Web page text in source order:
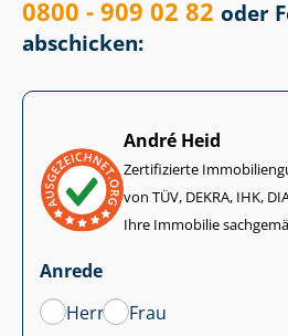
0800 - 909 02 82 oder
abschicken:
André Heid
Zertifizierte
von TÜV, DEKRA, IHK,
Ihre Immobilie
Anrede
Herr
Frau